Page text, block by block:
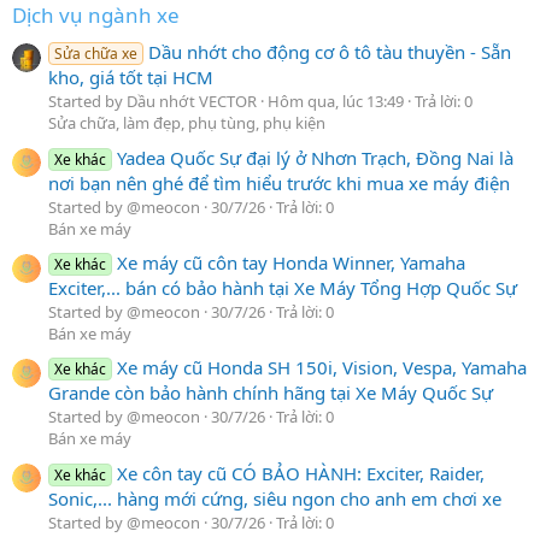
Dịch vụ ngành xe
Sửa chữa xe Dầu nhớt cho động cơ ô tô tàu thuyền - Sẵn
kho, giá tốt tại HCM
Started by Dầu nhớt VECTOR Hôm qua, lúc 13:49 Trả lời: 0
Sửa chữa, làm đẹp, phụ tùng, phụ kiện
Xe khác Yadea Quốc Sự đại lý ở Nhơn Trạch, Đồng Nai là
nơi bạn nên ghé để tìm hiểu trước khi mua xe máy điện
Started by @meocon 30/7/26 Trả lời: 0
Bán xe máy
Xe khác Xe máy cũ côn tay Honda Winner, Yamaha
Exciter,... bán có bảo hành tại Xe Máy Tổng Hợp Quốc Sự
Started by @meocon 30/7/26 Trả lời: 0
Bán xe máy
Xe khác Xe máy cũ Honda SH 150i, Vision, Vespa, Yamaha
Grande còn bảo hành chính hãng tại Xe Máy Quốc Sự
Started by @meocon 30/7/26 Trả lời: 0
Bán xe máy
Xe khác Xe côn tay cũ CÓ BẢO HÀNH: Exciter, Raider,
Sonic,... hàng mới cứng, siêu ngon cho anh em chơi xe
Started by @meocon 30/7/26 Trả lời: 0